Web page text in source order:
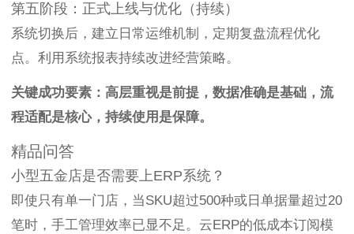
第五阶段：正式上线与优化（持续）
系统切换后，建立日常运维机制，定期复盘流程优化
点。利用系统报表持续改进经营策略。
关键成功要素：高层重视是前提，数据准确是基础，流
程适配是核心，持续使用是保障。
精品问答
小型五金店是否需要上ERP系统？
即使只有单一门店，当SKU超过500种或日单据量超过20
笔时，手工管理效率已显不足。云ERP的低成本订阅模